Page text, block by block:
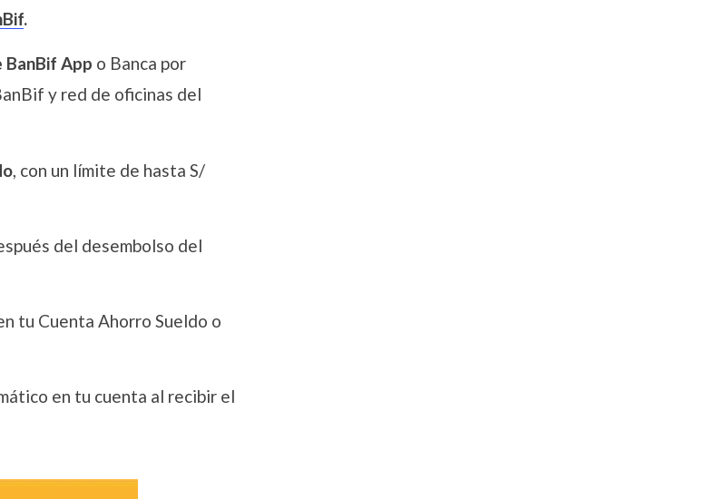
.
BanBif App o Banca por
y red de oficinas del
, con un límite de hasta S/
del desembolso del
tu Cuenta Ahorro Sueldo o
en tu cuenta al recibir el